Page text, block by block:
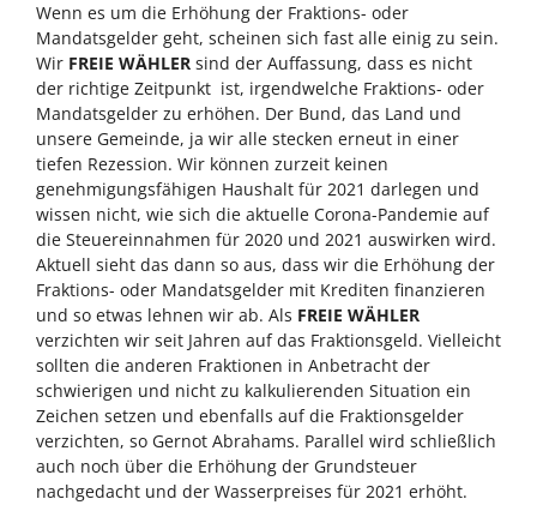
Wenn es um die Erhöhung der Fraktions- oder
Mandatsgelder geht, scheinen sich fast alle einig zu sein.
Wir FREIE WÄHLER sind der Auffassung, dass es nicht
der richtige Zeitpunkt ist, irgendwelche Fraktions- oder
Mandatsgelder zu erhöhen. Der Bund, das Land und
unsere Gemeinde, ja wir alle stecken erneut in einer
tiefen Rezession. Wir können zurzeit keinen
genehmigungsfähigen Haushalt für 2021 darlegen und
wissen nicht, wie sich die aktuelle Corona-Pandemie auf
die Steuereinnahmen für 2020 und 2021 auswirken wird.
Aktuell sieht das dann so aus, dass wir die Erhöhung der
Fraktions- oder Mandatsgelder mit Krediten finanzieren
und so etwas lehnen wir ab. Als FREIE WÄHLER
verzichten wir seit Jahren auf das Fraktionsgeld. Vielleicht
sollten die anderen Fraktionen in Anbetracht der
schwierigen und nicht zu kalkulierenden Situation ein
Zeichen setzen und ebenfalls auf die Fraktionsgelder
verzichten, so Gernot Abrahams. Parallel wird schließlich
auch noch über die Erhöhung der Grundsteuer
nachgedacht und der Wasserpreises für 2021 erhöht.